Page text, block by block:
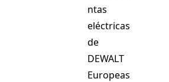
ntas
eléctricas
de
DEWALT
Europeas